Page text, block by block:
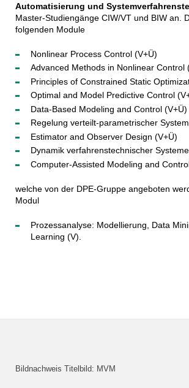
Automatisierung und
Master-Studiengänge CIW/VT und BIW an.
folgenden Module
Nonlinear Process Control (V+Ü)
Advanced Methods in Nonlinear Control
Principles of Constrained Static
Optimal and Model Predictive Control
Data-Based Modeling and Control (V+Ü)
Regelung verteilt-parametrischer
Estimator and Observer Design (V+Ü)
Dynamik verfahrenstechnischer
Computer-Assisted Modeling and
welche von der DPE-Gruppe angeboten
Modul
Prozessanalyse: Modellierung, Data
Learning (V).
Bildnachweis Titelbild: MVM